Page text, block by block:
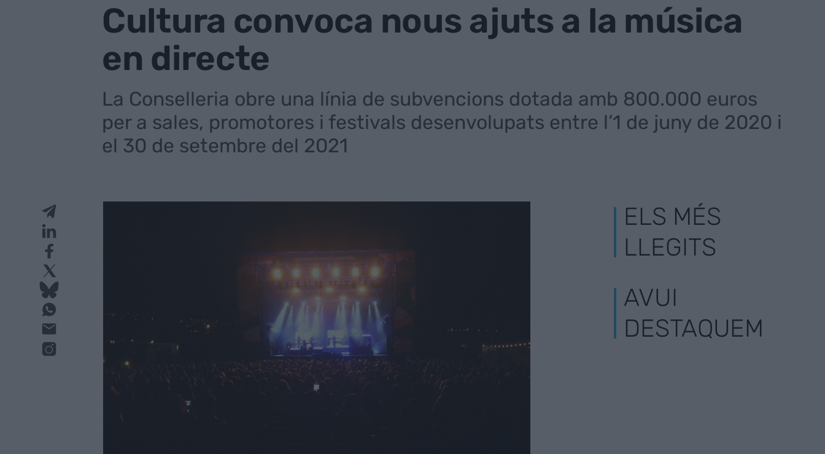
Cultura convoca nous ajuts a la música
en directe
La Conselleria obre una línia de subvencions dotada amb 800.000 euros
per a sales, promotores i festivals desenvolupats entre l’1 de juny de 2020 i
el 30 de setembre del 2021
ELS MÉS
LLEGITS
AVUI
DESTAQUEM